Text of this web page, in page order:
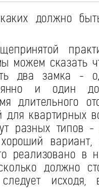
должно
можем сказать
два замка -
и один
длительного
квартирных
разных типов -
реализовано в
должно
исходя,